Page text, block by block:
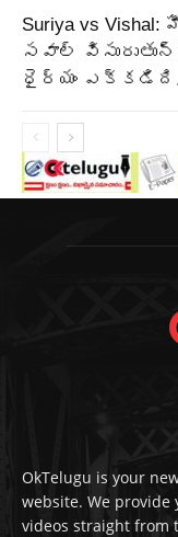
Suriya vs
సవాల్
ధైర్యం
OkTelugu is your
website. We
videos straight from